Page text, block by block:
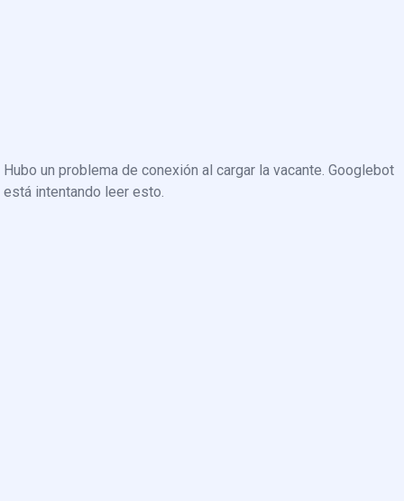
Hubo un problema de conexión al cargar la vacante. Googlebot
está intentando leer esto.